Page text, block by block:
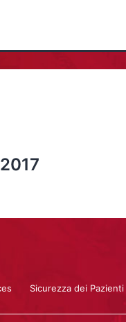
Sicurezza dei Pazienti